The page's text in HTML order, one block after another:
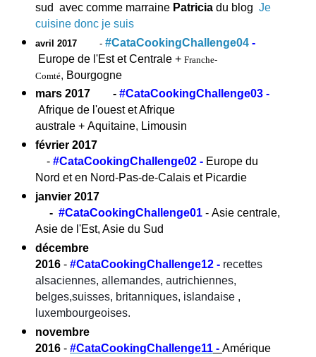
sud avec comme marraine Patricia du blog Je
cuisine donc je suis
avril 2017 - #CataCookingChallenge04 -
Europe de l'Est et Centrale + Franche-
Comté, Bourgogne
mars 2017 - #CataCookingChallenge03 -
Afrique de l'ouest et Afrique
australe + Aquitaine, Limousin
février 2017
- #CataCookingChallenge02 - Europe du
Nord et en Nord-Pas-de-Calais et Picardie
janvier 2017
- #CataCookingChallenge01 - Asie centrale,
Asie de l'Est, Asie du Sud
décembre
2016 - #CataCookingChallenge12 - recettes
alsaciennes, allemandes, autrichiennes,
belges,suisses, britanniques, islandaise ,
luxembourgeoises.
novembre
2016 - #CataCookingChallenge11 - Amérique